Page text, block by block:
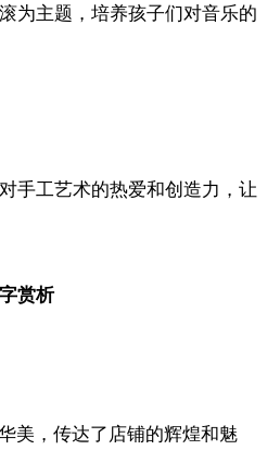
为主题，培养孩子们对音乐的
手工艺术的热爱和创造力，让
赏析
美，传达了店铺的辉煌和魅